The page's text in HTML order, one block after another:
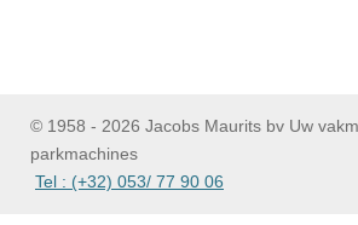
© 1958 - 2026 Jacobs Maurits bv Uw
Tel : (+32) 053/ 77 90 06